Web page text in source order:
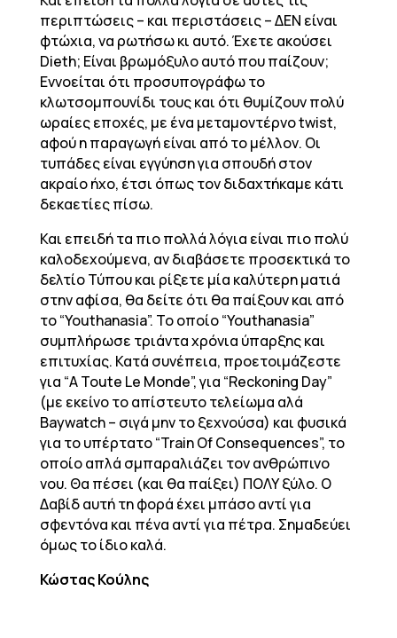
περιπτώσεις – και περιστάσεις – ΔΕΝ είναι
φτώχια, να ρωτήσω κι αυτό. Έχετε ακούσει
Dieth; Είναι βρωμόξυλο αυτό που παίζουν;
Εννοείται ότι προσυπογράφω το
κλωτσομπουνίδι τους και ότι θυμίζουν πολύ
ωραίες εποχές, με ένα μεταμοντέρνο twist,
αφού η παραγωγή είναι από το μέλλον. Οι
τυπάδες είναι εγγύηση για σπουδή στον
ακραίο ήχο, έτσι όπως τον διδαχτήκαμε κάτι
δεκαετίες πίσω.
Και επειδή τα πιο πολλά λόγια είναι πιο πολύ
καλοδεχούμενα, αν διαβάσετε προσεκτικά το
δελτίο Τύπου και ρίξετε μία καλύτερη ματιά
στην αφίσα, θα δείτε ότι θα παίξουν και από
το “Youthanasia”. To οποίο “Youthanasia”
συμπλήρωσε τριάντα χρόνια ύπαρξης και
επιτυχίας. Κατά συνέπεια, προετοιμάζεστε
για “A Toute Le Monde”, για “Reckoning Day”
(με εκείνο το απίστευτο τελείωμα αλά
Baywatch – σιγά μην το ξεχνούσα) και φυσικά
για το υπέρτατο “Train Of Consequences”, το
οποίο απλά σμπαραλιάζει τον ανθρώπινο
νου. Θα πέσει (και θα παίξει) ΠΟΛΥ ξύλο. Ο
Δαβίδ αυτή τη φορά έχει μπάσο αντί για
σφεντόνα και πένα αντί για πέτρα. Σημαδεύει
όμως το ίδιο καλά.
Κώστας Κούλης